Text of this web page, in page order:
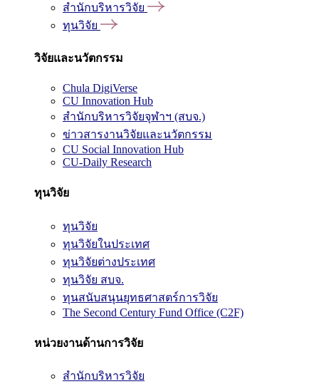
สำนักบริหารวิจัย
ทุนวิจัย
วิจัยและนวัตกรรม
Chula DigiVerse
CU Innovation Hub
สำนักบริหารวิจัยจุฬาฯ (สบจ.)
ข่าวสารงานวิจัยและนวัตกรรม
CU Social Innovation Hub
CU-Daily Research
ทุนวิจัย
ทุนวิจัย
ทุนวิจัยในประเทศ
ทุนวิจัยต่างประเทศ
ทุนวิจัย สบจ.
ทุนสนับสนุนยุทธศาสตร์การวิจัย
The Second Century Fund Office (C2F)
หน่วยงานด้านการวิจัย
สำนักบริหารวิจัย